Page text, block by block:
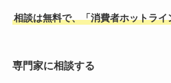
相談は無料で、「消費者ホットラ
専門家に相談する